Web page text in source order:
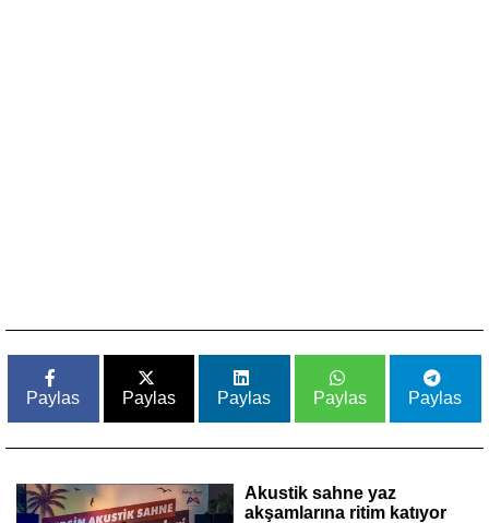
Paylas Paylas Paylas Paylas Paylas
Akustik sahne yaz
akşamlarına ritim katıyor